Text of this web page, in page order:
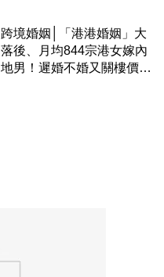
跨境婚姻│「港港婚姻」大
落後、月均844宗港女嫁內
地男！遲婚不婚又關樓價